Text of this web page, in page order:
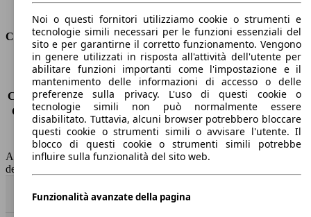
Volume del bagagliaio
Consumi
Emissioni di CO2*
-
Consumo (urbano)
-
Consumo (extra-urbano)
-
Consumo (combinato)*
Classe di emissione
Euro 6
Capacità del serbatoio
85 l
AutoScout24 non si assume alcuna responsabilità per la correttezza
dei dati.
Noi o questi fornitori utilizziamo cookie o strumenti e
tecnologie simili necessari per le funzioni essenziali del
sito e per garantirne il corretto funzionamento. Vengono
in genere utilizzati in risposta all'attività dell'utente per
abilitare funzioni importanti come l'impostazione e il
mantenimento delle informazioni di accesso o delle
preferenze sulla privacy. L'uso di questi cookie o
tecnologie simili non può normalmente essere
disabilitato. Tuttavia, alcuni browser potrebbero bloccare
questi cookie o strumenti simili o avvisare l'utente. Il
blocco di questi cookie o strumenti simili potrebbe
influire sulla funzionalità del sito web.
Funzionalità avanzate della pagina